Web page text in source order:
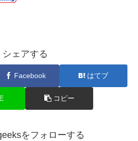
シェアする
Facebook はてブ
コピー
をフォローする